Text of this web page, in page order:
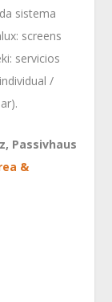
sistema
screens
servicios
/
Passivhaus
&